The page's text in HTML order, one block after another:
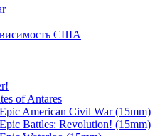
США
of Antares
American Civil War (15mm)
Battles: Revolution! (15mm)